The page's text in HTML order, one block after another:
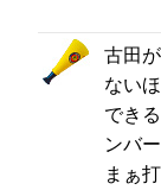
古田
ない
でき
ンバ
まぁ